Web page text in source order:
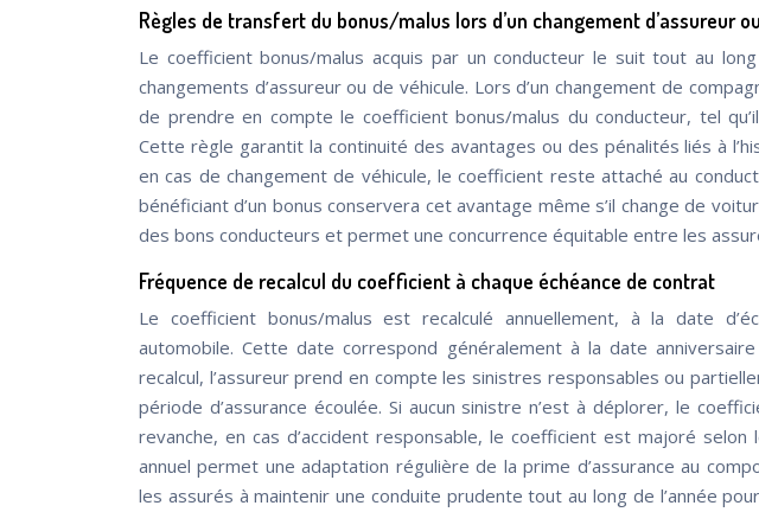
Règles de transfert du bonus/malus lors d’un changement d’assureur
Le coefficient bonus/malus acquis par un conducteur le suit tout au
changements d’assureur ou de véhicule. Lors d’un changement de
de prendre en compte le coefficient bonus/malus du conducteur, tel
Cette règle garantit la continuité des avantages ou des pénalités liés à
en cas de changement de véhicule, le coefficient reste attaché au
bénéficiant d’un bonus conservera cet avantage même s’il change de
des bons conducteurs et permet une concurrence équitable entre les
Fréquence de recalcul du coefficient à chaque échéance de contrat
Le coefficient bonus/malus est recalculé annuellement, à la date
automobile. Cette date correspond généralement à la date
recalcul, l’assureur prend en compte les sinistres responsables ou
période d’assurance écoulée. Si aucun sinistre n’est à déplorer, le
revanche, en cas d’accident responsable, le coefficient est majoré
annuel permet une adaptation régulière de la prime d’assurance au
les assurés à maintenir une conduite prudente tout au long de l’année